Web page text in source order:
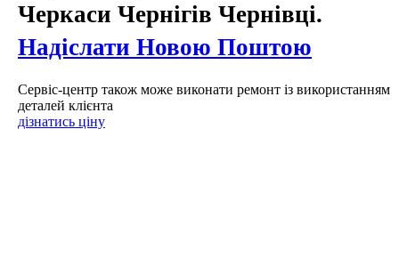
Черкаси Чернігів Чернівці.
Надіслати Новою Поштою
Сервіс-центр також може виконати ремонт із використанням
деталей клієнта
дізнатись ціну